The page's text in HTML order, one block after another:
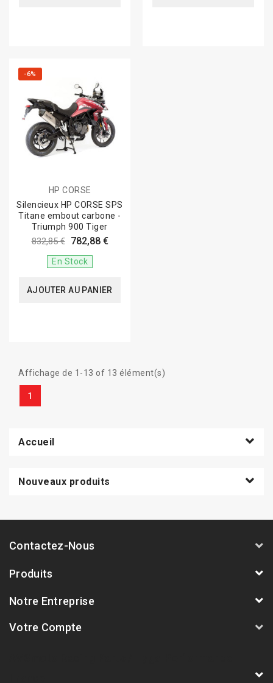
-6%
HP CORSE
Silencieux HP CORSE SPS
Titane embout carbone -
Triumph 900 Tiger
832,85 € 782,88 €
En Stock
AJOUTER AU PANIER
Affichage de 1-13 of 13 élément(s)
1
Accueil
Nouveaux produits
Contactez-Nous
Produits
Notre Entreprise
Votre Compte